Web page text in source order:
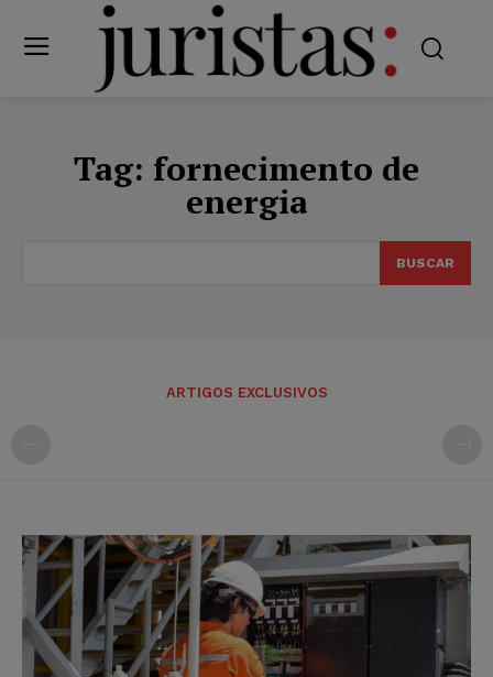
Tag: fornecimento de
energia
BUSCAR
ARTIGOS EXCLUSIVOS